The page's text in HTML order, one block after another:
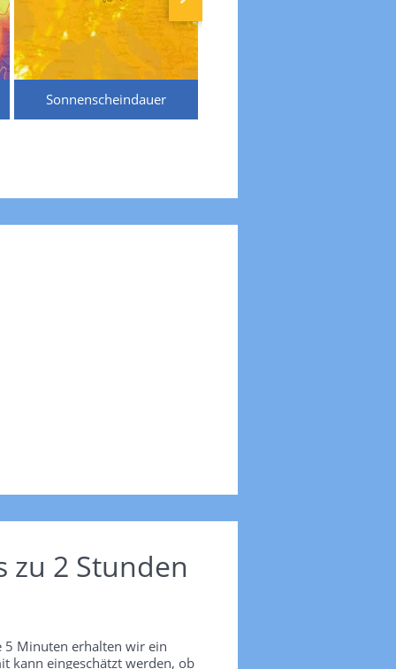
Sonnenscheindauer
zu 2 Stunden
5 Minuten erhalten wir ein
kann eingeschätzt werden, ob